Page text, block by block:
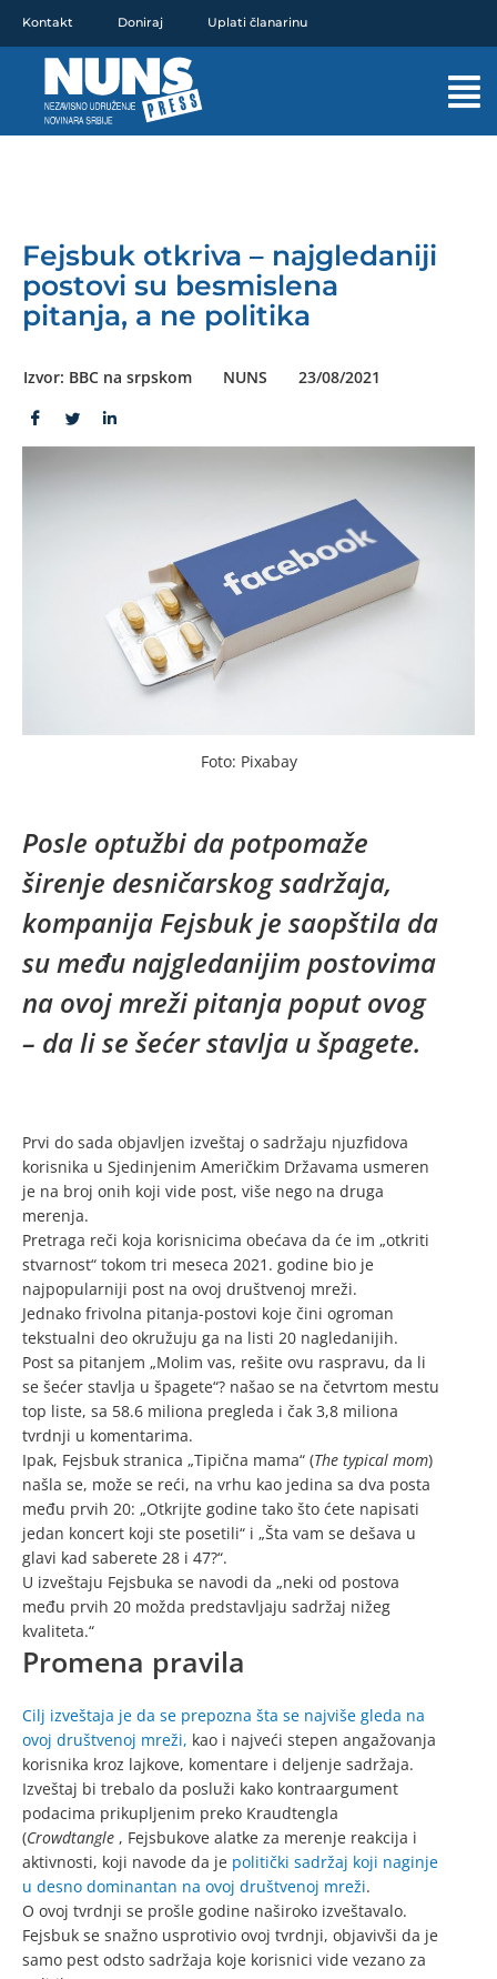
sadržaj
Kontakt Doniraj Uplati članarinu
Fejsbuk otkriva – najgledaniji
postovi su besmislena
pitanja, a ne politika
Izvor: BBC na srpskom NUNS 23/08/2021
Foto: Pixabay
Posle optužbi da potpomaže
širenje desničarskog sadržaja,
kompanija Fejsbuk je saopštila da
su među najgledanijim postovima
na ovoj mreži pitanja poput ovog
– da li se šećer stavlja u špagete.
Prvi do sada objavljen izveštaj o sadržaju njuzfidova
korisnika u Sjedinjenim Američkim Državama usmeren
je na broj onih koji vide post, više nego na druga
merenja.
Pretraga reči koja korisnicima obećava da će im „otkriti
stvarnost“ tokom tri meseca 2021. godine bio je
najpopularniji post na ovoj društvenoj mreži.
Jednako frivolna pitanja-postovi koje čini ogroman
tekstualni deo okružuju ga na listi 20 nagledanijih.
Post sa pitanjem „Molim vas, rešite ovu raspravu, da li
se šećer stavlja u špagete“? našao se na četvrtom mestu
top liste, sa 58.6 miliona pregleda i čak 3,8 miliona
tvrdnji u komentarima.
Ipak, Fejsbuk stranica „Tipična mama“ (The typical mom)
našla se, može se reći, na vrhu kao jedina sa dva posta
među prvih 20: „Otkrijte godine tako što ćete napisati
jedan koncert koji ste posetili“ i „Šta vam se dešava u
glavi kad saberete 28 i 47?“.
U izveštaju Fejsbuka se navodi da „neki od postova
među prvih 20 možda predstavljaju sadržaj nižeg
kvaliteta.“
Promena pravila
Cilj izveštaja je da se prepozna šta se najviše gleda na
ovoj društvenoj mreži, kao i najveći stepen angažovanja
korisnika kroz lajkove, komentare i deljenje sadržaja.
Izveštaj bi trebalo da posluži kako kontraargument
podacima prikupljenim preko Kraudtengla
(Crowdtangle , Fejsbukove alatke za merenje reakcija i
aktivnosti, koji navode da je politički sadržaj koji naginje
u desno dominantan na ovoj društvenoj mreži.
O ovoj tvrdnji se prošle godine naširoko izveštavalo.
Fejsbuk se snažno usprotivio ovoj tvrdnji, objavivši da je
samo pest odsto sadržaja koje korisnici vide vezano za